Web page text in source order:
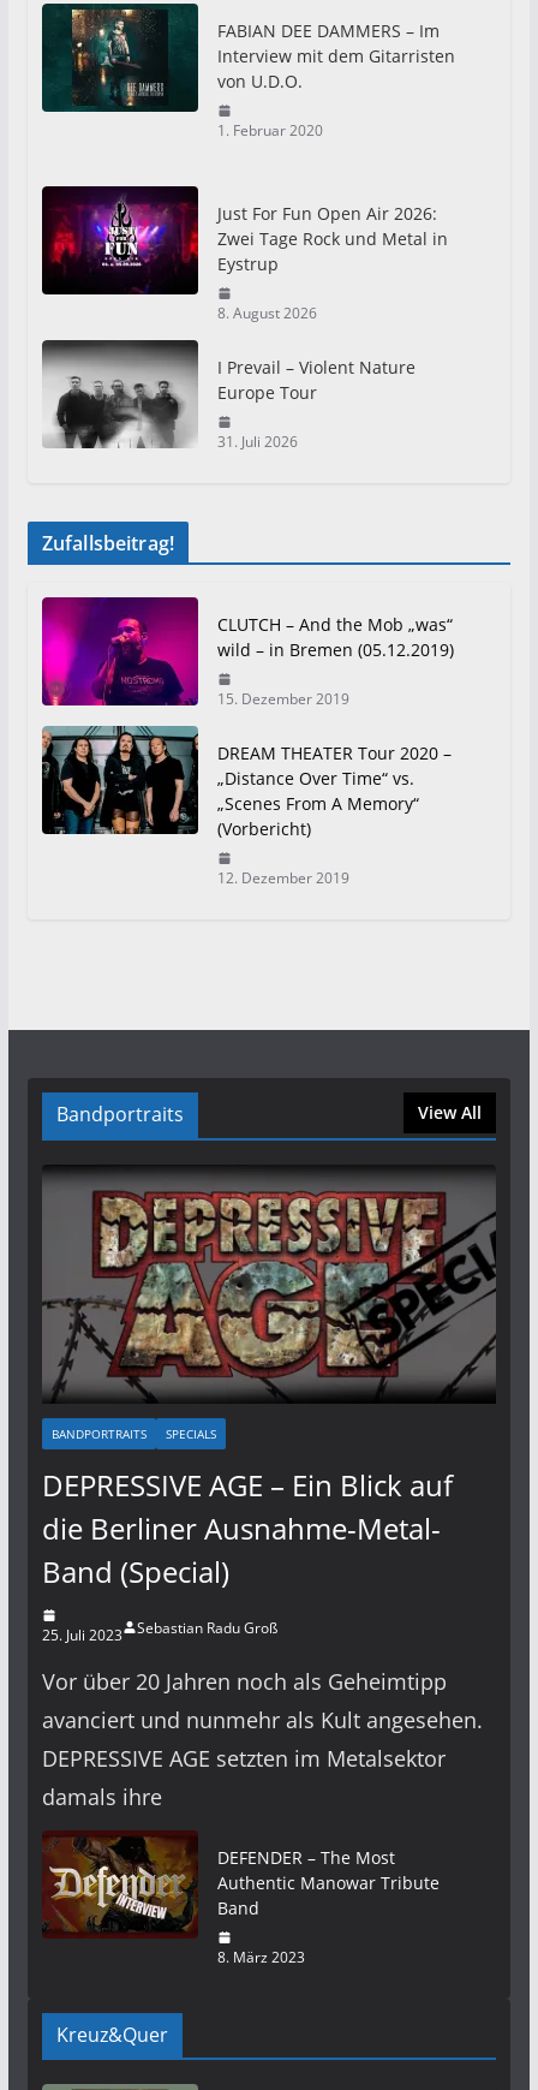
FABIAN DEE DAMMERS – Im
Interview mit dem Gitarristen
von U.D.O.
1. Februar 2020
Just For Fun Open Air 2026:
Zwei Tage Rock und Metal in
Eystrup
8. August 2026
I Prevail – Violent Nature
Europe Tour
31. Juli 2026
Zufallsbeitrag!
CLUTCH – And the Mob „was“
wild – in Bremen (05.12.2019)
15. Dezember 2019
DREAM THEATER Tour 2020 –
„Distance Over Time“ vs.
„Scenes From A Memory“
(Vorbericht)
12. Dezember 2019
Bandportraits View All
BANDPORTRAITS SPECIALS
DEPRESSIVE AGE – Ein Blick auf
die Berliner Ausnahme-Metal-
Band (Special)
25. Juli 2023 Sebastian Radu Groß
Vor über 20 Jahren noch als Geheimtipp
avanciert und nunmehr als Kult angesehen.
DEPRESSIVE AGE setzten im Metalsektor
damals ihre
DEFENDER – The Most
Authentic Manowar Tribute
Band
8. März 2023
Kreuz&Quer